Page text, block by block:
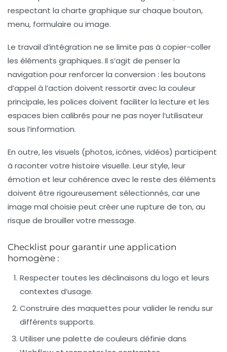
respectant la charte graphique sur chaque bouton,
menu, formulaire ou image.
Le travail d’intégration ne se limite pas à copier-coller
les éléments graphiques. Il s’agit de penser la
navigation pour renforcer la conversion : les boutons
d’appel à l’action doivent ressortir avec la couleur
principale, les polices doivent faciliter la lecture et les
espaces bien calibrés pour ne pas noyer l’utilisateur
sous l’information.
En outre, les visuels (photos, icônes, vidéos) participent
à raconter votre histoire visuelle. Leur style, leur
émotion et leur cohérence avec le reste des éléments
doivent être rigoureusement sélectionnés, car une
image mal choisie peut créer une rupture de ton, au
risque de brouiller votre message.
Checklist pour garantir une application
homogène :
Respecter toutes les déclinaisons du logo et leurs
contextes d’usage.
Construire des maquettes pour valider le rendu sur
différents supports.
Utiliser une palette de couleurs définie dans